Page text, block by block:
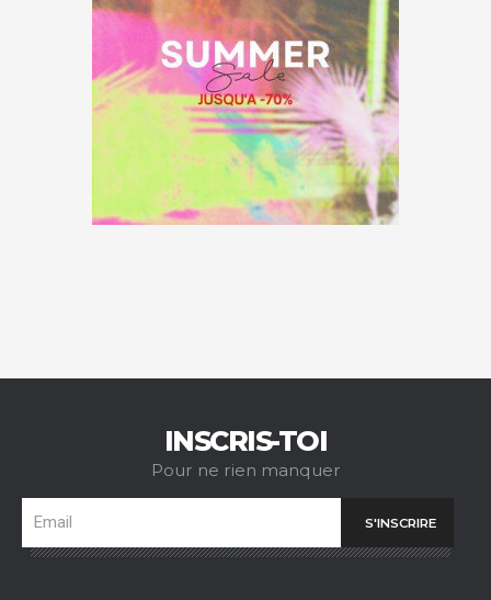
INSCRIS-TOI
Pour ne rien manquer